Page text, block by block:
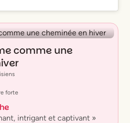
comme une
forte
intrigant et captivant »